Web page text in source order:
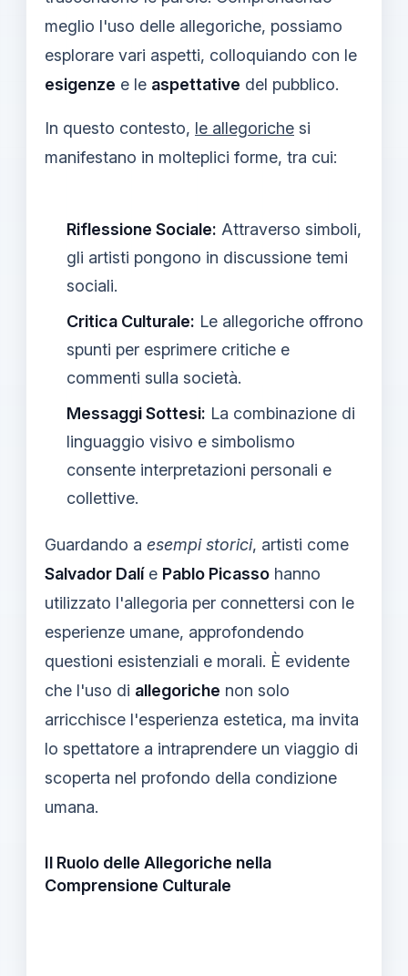
meglio l'uso delle allegoriche, possiamo
esplorare vari aspetti, colloquiando con le
esigenze e le aspettative del pubblico.
In questo contesto, le allegoriche si
manifestano in molteplici forme, tra cui:
Riflessione Sociale: Attraverso simboli,
gli artisti pongono in discussione temi
sociali.
Critica Culturale: Le allegoriche offrono
spunti per esprimere critiche e
commenti sulla società.
Messaggi Sottesi: La combinazione di
linguaggio visivo e simbolismo
consente interpretazioni personali e
collettive.
Guardando a esempi storici, artisti come
Salvador Dalíe Pablo Picasso hanno
utilizzato l'allegoria per connettersi con le
esperienze umane, approfondendo
questioni esistenziali e morali. È evidente
che l'uso di allegoriche non solo
arricchisce l'esperienza estetica, ma invita
lo spettatore a intraprendere un viaggio di
scoperta nel profondo della condizione
umana.
Il Ruolo delle Allegoriche nella
Comprensione Culturale